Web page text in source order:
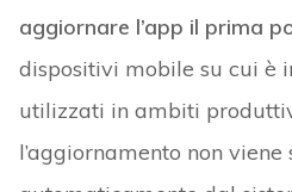
aggiornare l’app il prima
dispositivi mobile su cui è
utilizzati in ambiti
l’aggiornamento non viene